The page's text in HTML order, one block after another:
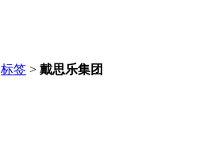
标签 > 戴思乐集团